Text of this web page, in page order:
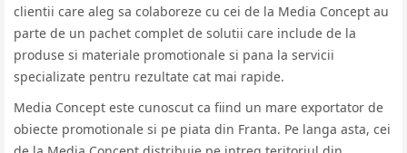
clientii care aleg sa colaboreze cu cei de la Media Concept au
parte de un pachet complet de solutii care include de la
produse si materiale promotionale si pana la servicii
specializate pentru rezultate cat mai rapide.
Media Concept este cunoscut ca fiind un mare exportator de
obiecte promotionale si pe piata din Franta. Pe langa asta, cei